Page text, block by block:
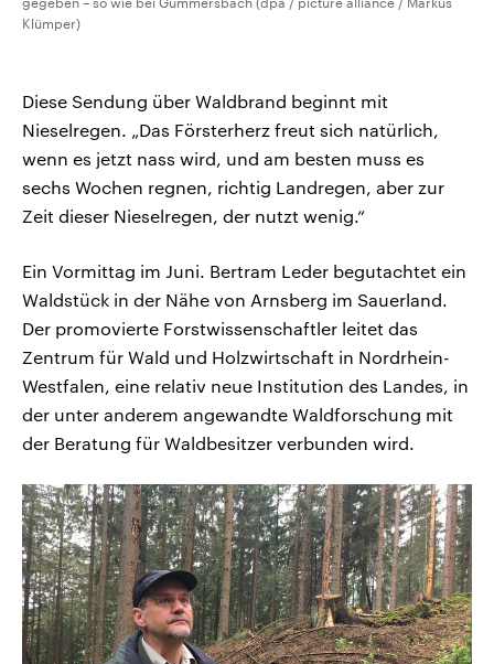
Klümper)
Diese Sendung über Waldbrand beginnt mit
Nieselregen. „Das Försterherz freut sich natürlich,
wenn es jetzt nass wird, und am besten muss es
sechs Wochen regnen, richtig Landregen, aber zur
Zeit dieser Nieselregen, der nutzt wenig.“
Ein Vormittag im Juni. Bertram Leder begutachtet ein
Waldstück in der Nähe von Arnsberg im Sauerland.
Der promovierte Forstwissenschaftler leitet das
Zentrum für Wald und Holzwirtschaft in Nordrhein-
Westfalen, eine relativ neue Institution des Landes, in
der unter anderem angewandte Waldforschung mit
der Beratung für Waldbesitzer verbunden wird.